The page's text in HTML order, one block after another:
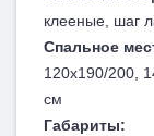
клееные, шаг
Спальное
120х190/200,
см
Габариты: